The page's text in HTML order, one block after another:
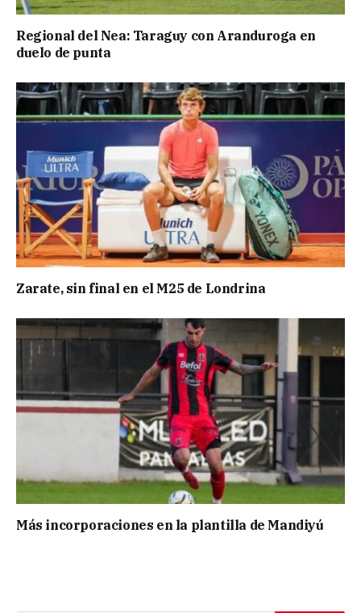
Regional del Nea: Taraguy con Aranduroga en
duelo de punta
Zarate, sin final en el M25 de Londrina
Más incorporaciones en la plantilla de Mandiyú